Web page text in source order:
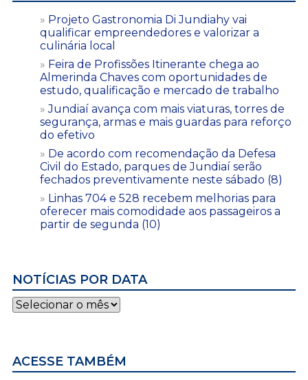
Projeto Gastronomia Di Jundiahy vai
qualificar empreendedores e valorizar a
culinária local
Feira de Profissões Itinerante chega ao
Almerinda Chaves com oportunidades de
estudo, qualificação e mercado de trabalho
Jundiaí avança com mais viaturas, torres de
segurança, armas e mais guardas para reforço
do efetivo
De acordo com recomendação da Defesa
Civil do Estado, parques de Jundiaí serão
fechados preventivamente neste sábado (8)
Linhas 704 e 528 recebem melhorias para
oferecer mais comodidade aos passageiros a
partir de segunda (10)
NOTÍCIAS POR DATA
Notícias
por
ACESSE TAMBÉM